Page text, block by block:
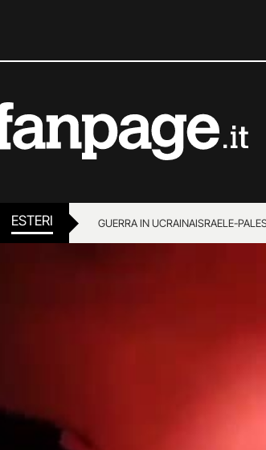
ESTERI GUERRA IN UCRAINAISRAELE-